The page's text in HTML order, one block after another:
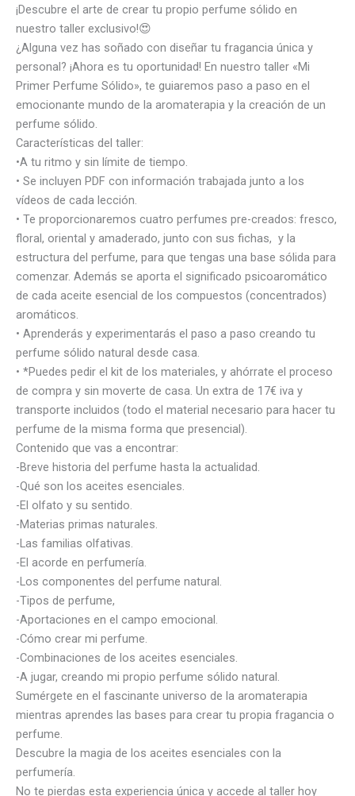
¡Descubre el arte de crear tu propio perfume sólido en
nuestro taller exclusivo!😍
¿Alguna vez has soñado con diseñar tu fragancia única y
personal? ¡Ahora es tu oportunidad! En nuestro taller «Mi
Primer Perfume Sólido», te guiaremos paso a paso en el
emocionante mundo de la aromaterapia y la creación de un
perfume sólido.
Características del taller:
•A tu ritmo y sin límite de tiempo.
• Se incluyen PDF con información trabajada junto a los
vídeos de cada lección.
• Te proporcionaremos cuatro perfumes pre-creados: fresco,
floral, oriental y amaderado, junto con sus fichas, y la
estructura del perfume, para que tengas una base sólida para
comenzar. Además se aporta el significado psicoaromático
de cada aceite esencial de los compuestos (concentrados)
aromáticos.
• Aprenderás y experimentarás el paso a paso creando tu
perfume sólido natural desde casa.
• *Puedes pedir el kit de los materiales, y ahórrate el proceso
de compra y sin moverte de casa. Un extra de 17€ iva y
transporte incluidos (todo el material necesario para hacer tu
perfume de la misma forma que presencial).
Contenido que vas a encontrar:
-Breve historia del perfume hasta la actualidad.
-Qué son los aceites esenciales.
-El olfato y su sentido.
-Materias primas naturales.
-Las familias olfativas.
-El acorde en perfumería.
-Los componentes del perfume natural.
-Tipos de perfume,
-Aportaciones en el campo emocional.
-Cómo crear mi perfume.
-Combinaciones de los aceites esenciales.
-A jugar, creando mi propio perfume sólido natural.
Sumérgete en el fascinante universo de la aromaterapia
mientras aprendes las bases para crear tu propia fragancia o
perfume.
Descubre la magia de los aceites esenciales con la
perfumería.
No te pierdas esta experiencia única y accede al taller hoy